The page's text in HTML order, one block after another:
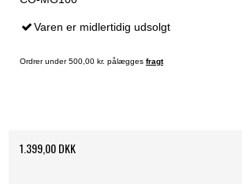
Varen er midlertidig udsolgt
Ordrer under 500,00 kr. pålægges fragt
1.399,00 DKK